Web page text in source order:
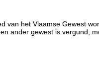
van het Vlaamse Gewest
ander gewest is vergund,